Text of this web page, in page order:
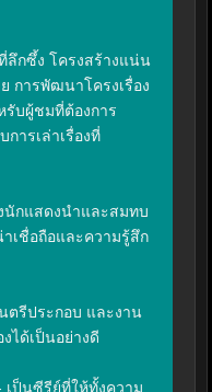
ลึกซึ้ง โครงสร้างแน่น
การพัฒนาโครงเรื่อง
รับผู้ชมที่ต้องการ
ารเล่าเรื่องที่
นักแสดงนำและสมทบ
เชื่อถือและความรู้สึก
ตรีประกอบ และงาน
ได้เป็นอย่างดี
เป็นซีรีย์ที่ให้ทั้งความ